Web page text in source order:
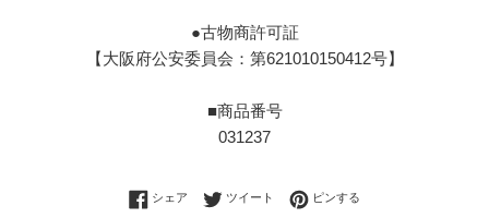
●古物商許可証
【大阪府公安委員会：第621010150412号】
■商品番号
031237
シェア Facebookでシェアする
ツイート Twitterに投稿する
ピンする